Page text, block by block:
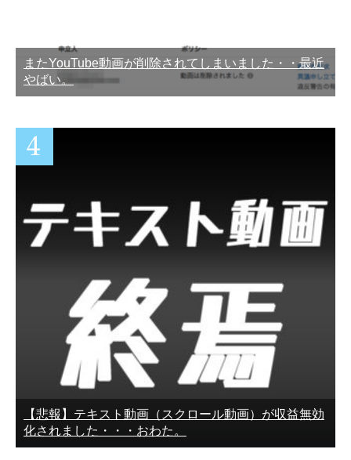
またYouTube動画が削除されてしまいました・・最近
やばい。
【悲報】テキスト動画（スクロール動画）が収益無効
化されました・・・おわた。